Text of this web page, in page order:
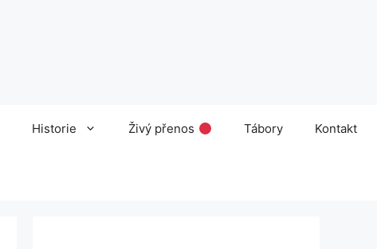
Historie Živý přenos Tábory Kontakt